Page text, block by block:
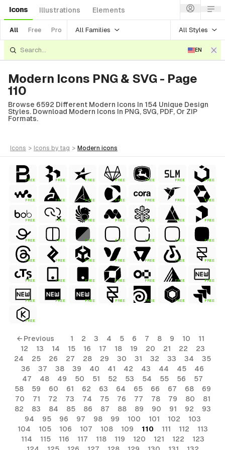
Icons Illustrations Elements
All Free Pro All Families All Styles
EN
Modern Icons PNG & SVG - Page
110
Browse 6592 Different Modern Icons In 154 Unique Design
Styles. Download Modern Icons In PNG, SVG, PDF, Or ZIP
Formats.
icons > icons by tag > modern icons
FREE FREE FREE FREE FREE FREE FREE
FREE FREE FREE FREE FREE FREE FREE
FREE FREE FREE FREE FREE FREE FREE
FREE FREE FREE FREE FREE FREE FREE
FREE FREE FREE FREE FREE FREE FREE
FREE FREE FREE FREE FREE FREE FREE
FREE FREE FREE FREE FREE FREE FREE
FREE
← Previous 1 2 3 4 5 6 7 8 9 10
11
12
13 14 15 16 17 18 19 20 21 22
23
24
25 26 27 28 29 30 31 32 33 34
35
36
37 38 39 40 41 42 43 44 45
46
47
48 49 50 51 52 53 54 55 56
57
58
59 60 61 62 63 64 65 66 67 68
69
70
71 72 73 74 75 76 77 78 79 80
81
82
83 84 85 86 87 88 89 90 91 92
93
94
95 96 97 98 99 100 101 102
103
104
105 106 107 108 109 110 111 112
113
114
115 116 117 118 119 120 121 122
123